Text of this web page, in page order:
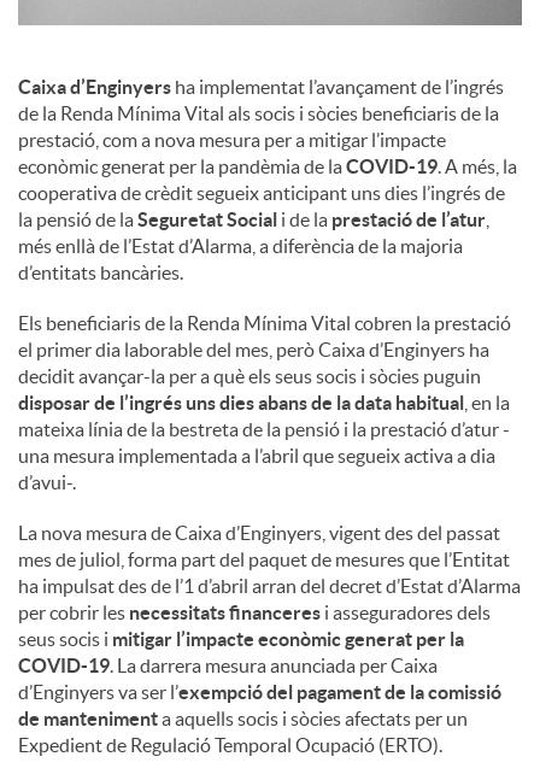
Caixa d’Enginyers ha implementat l’avançament de l’ingrés
de la Renda Mínima Vital als socis i sòcies beneficiaris de la
prestació, com a nova mesura per a mitigar l’impacte
econòmic generat per la pandèmia de laCOVID-19. A més, la
cooperativa de crèdit segueix anticipant uns dies l’ingrés de
la pensió de laSeguretat Social i de la prestació de l’atur
més enllà de l’Estat d’Alarma, a diferència de la majoria
d’entitats bancàries.
Els beneficiaris de la Renda Mínima Vital cobren la prestació
el primer dia laborable del mes, però Caixa d’Enginyers ha
decidit avançar-la per a què els seus socis i sòcies puguin
disposar de l’ingrés uns dies abans de la data habitual , en la
mateixa línia de la bestreta de la pensió i la prestació d’atur -
una mesura implementada a l’abril que segueix activa a dia
d’avui-.
La nova mesura de Caixa d’Enginyers, vigent des del passat
mes de juliol, forma part del paquet de mesures que l’Entitat
ha impulsat des de l’1 d’abril arran del decret d’Estat d’Alarma
per cobrir les necessitats financeres i asseguradores dels
seus socis i mitigar l’impacte econòmic generat per la
COVID-19. La darrera mesura anunciada per Caixa
d’Enginyers va ser l’exempció del pagament de la comissió
de mantenimenta aquells socis i sòcies afectats per un
Expedient de Regulació Temporal Ocupació (ERTO).